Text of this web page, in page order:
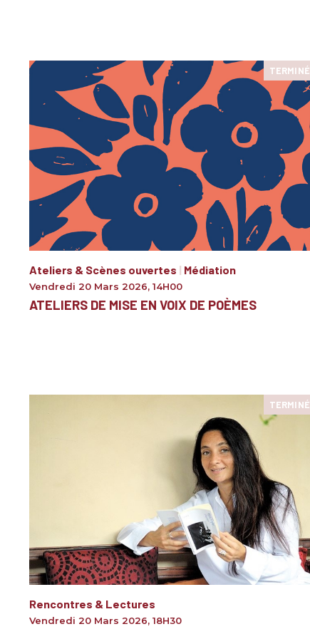
TERMINÉ
Ateliers & Scènes ouvertes | Médiation
Vendredi 20 Mars 2026, 14H00
ATELIERS DE MISE EN VOIX DE POÈMES
TERMINÉ
Rencontres & Lectures
Vendredi 20 Mars 2026, 18H30